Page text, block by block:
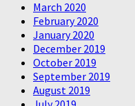
March 2020
February 2020
January 2020
December 2019
October 2019
September 2019
August 2019